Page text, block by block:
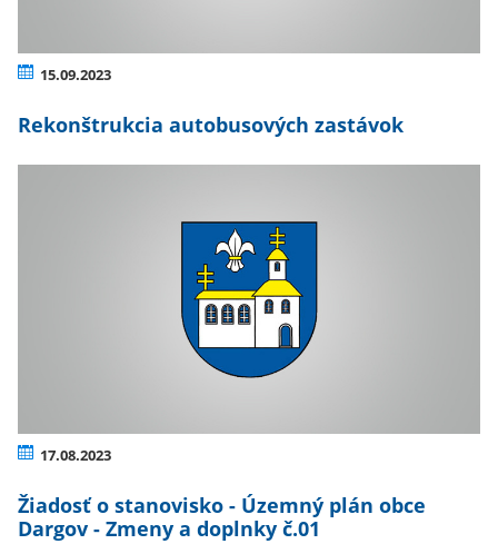
15.09.2023
Rekonštrukcia autobusových zastávok
17.08.2023
Žiadosť o stanovisko - Územný plán obce
Dargov - Zmeny a doplnky č.01